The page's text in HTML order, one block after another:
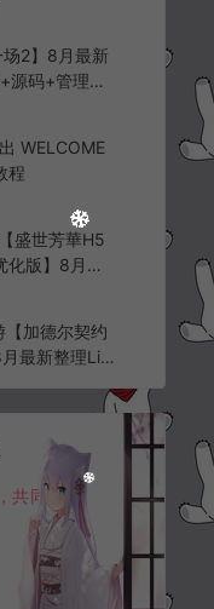
+简易安卓
视频教程
2】8月最新
源码+管理后
WELCOME
程
盛世芳華H5
化版】8月最
建教程+视频
【加德尔契约
最新整理Lin
端+详细搭建
共同